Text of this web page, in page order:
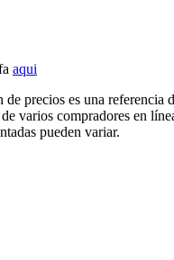
aqui
precios es una referencia
varios compradores en
pueden variar.